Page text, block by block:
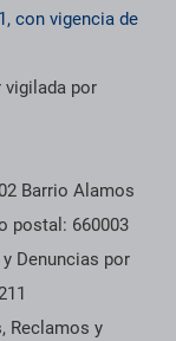
con vigencia de
vigilada por
Barrio Alamos
postal: 660003
Denuncias por
Reclamos y